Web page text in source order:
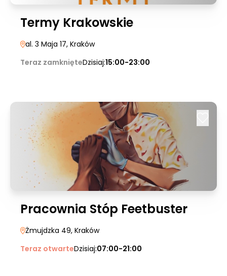
Termy Krakowskie
al. 3 Maja 17, Kraków
Teraz zamknięteDzisiaj:15:00-23:00
Pracownia Stóp Feetbuster
Żmujdzka 49, Kraków
Teraz otwarteDzisiaj:07:00-21:00